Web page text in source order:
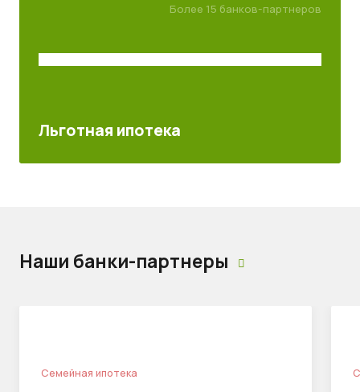
Более 15 банков-партнеров
Льготная ипотека
Наши банки-партнеры
Семейная ипотека